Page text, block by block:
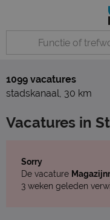
1099 vacatures
stadskanaal, 30 km
Vacatures in
Sorry
De vacature
3 weken geleden